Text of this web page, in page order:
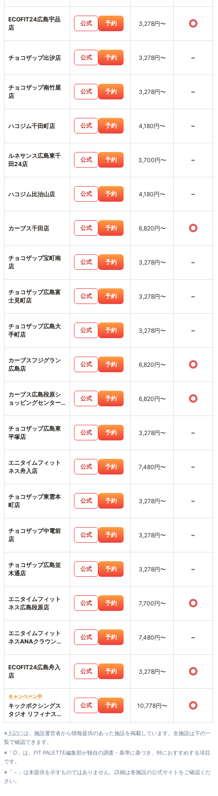
ECOFIT24広島宇品
店
公式 予約 3,278円〜 ○
チョコザップ出汐店 公式 予約 3,278円〜 -
チョコザップ南竹屋
店
公式 予約 3,278円〜 -
ハコジム千田町店 公式 予約 4,180円〜 -
ルネサンス広島東千
田24店
公式 予約 3,700円〜 -
ハコジム比治山店 公式 予約 4,180円〜 -
カーブス千田店 公式 予約 6,820円〜 ○
チョコザップ宝町南
店
公式 予約 3,278円〜 -
チョコザップ広島富
士見町店
公式 予約 3,278円〜 -
チョコザップ広島大
手町店
公式 予約 3,278円〜 -
カーブスフジグラン
広島店
公式 予約 6,820円〜 ○
カーブス広島段原シ
ョッピングセンター
公式 予約 6,820円〜 ○
チョコザップ広島東
平塚店
公式 予約 3,278円〜 -
エニタイムフィット
ネス舟入店
公式 予約 7,480円〜 -
チョコザップ東雲本
町店
公式 予約 3,278円〜 -
チョコザップ中電前
店
公式 予約 3,278円〜 -
チョコザップ広島並
木通店
公式 予約 3,278円〜 -
エニタイムフィット
ネス広島段原店
公式 予約 7,700円〜 ○
エニタイムフィット
ネスANAクラウンプ
公式 予約 7,480円〜 -
ECOFIT24広島舟入
店
公式 予約 3,278円〜 ○
キャンペーン中
キックボクシングス
タジオ リフィナス広
島八丁堀店
公式 予約 10,778円〜 ○
※上記には、施設運営者から情報提供のあった施設を掲載しています。全施設は下の一
覧で確認できます。
※「○」は、FIT PALETTE編集部が独自の調査・基準に基づき、特におすすめする項目
です。
※「－」は未提供を示すものではありません。詳細は各施設の公式サイトをご確認くだ
さい。